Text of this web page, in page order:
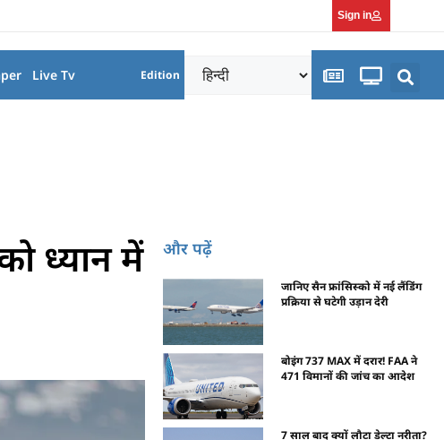
Sign in
Live Tv Edition
ध्यान में
और पढ़ें
जानिए सैन फ्रांसिस्को में नई लैंडिंग
प्रक्रिया से घटेगी उड़ान देरी
बोइंग 737 MAX में दरार! FAA ने
471 विमानों की जांच का आदेश
7 साल बाद क्यों लौटा डेल्टा नरीता?